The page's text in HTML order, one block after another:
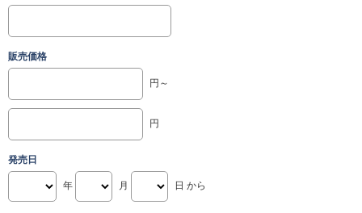
販売価格
円～
円
発売日
年 月 日 から